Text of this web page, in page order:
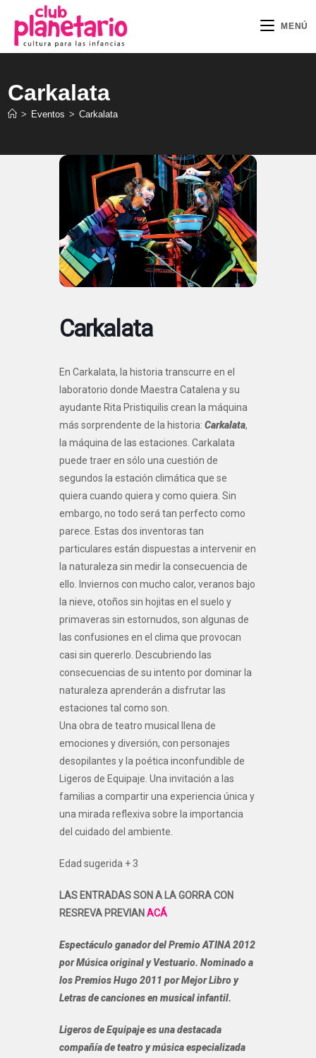
contenido
MENÚ
Carkalata
> Eventos > Carkalata
Carkalata
En Carkalata, la historia transcurre en el
laboratorio donde Maestra Catalena y su
ayudante Rita Pristiquilis crean la máquina
más sorprendente de la historia: Carkalata,
la máquina de las estaciones. Carkalata
puede traer en sólo una cuestión de
segundos la estación climática que se
quiera cuando quiera y como quiera. Sin
embargo, no todo será tan perfecto como
parece. Estas dos inventoras tan
particulares están dispuestas a intervenir en
la naturaleza sin medir la consecuencia de
ello. Inviernos con mucho calor, veranos bajo
la nieve, otoños sin hojitas en el suelo y
primaveras sin estornudos, son algunas de
las confusiones en el clima que provocan
casi sin quererlo. Descubriendo las
consecuencias de su intento por dominar la
naturaleza aprenderán a disfrutar las
estaciones tal como son.
Una obra de teatro musical llena de
emociones y diversión, con personajes
desopilantes y la poética inconfundible de
Ligeros de Equipaje. Una invitación a las
familias a compartir una experiencia única y
una mirada reflexiva sobre la importancia
del cuidado del ambiente.
Edad sugerida + 3
LAS ENTRADAS SON A LA GORRA CON
RESREVA PREVIAN ACÁ
Espectáculo ganador del Premio ATINA 2012
por Música original y Vestuario. Nominado a
los Premios Hugo 2011 por Mejor Libro y
Letras de canciones en musical infantil.
Ligeros de Equipajees una destacada
compañía de teatro y música especializada